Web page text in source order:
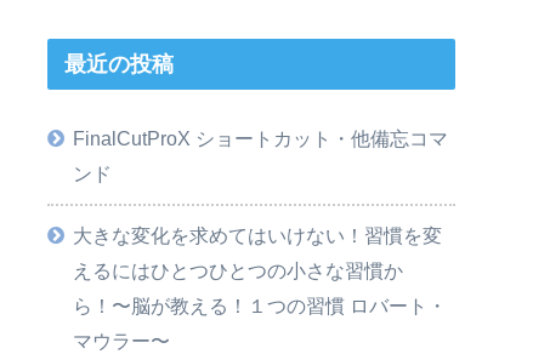
最近の投稿
FinalCutProX ショートカット・他備忘コマ
ンド
大きな変化を求めてはいけない！習慣を変
えるにはひとつひとつの小さな習慣か
ら！〜脳が教える！１つの習慣 ロバート・
マウラー〜